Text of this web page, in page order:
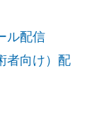
ル配信
者向け）配